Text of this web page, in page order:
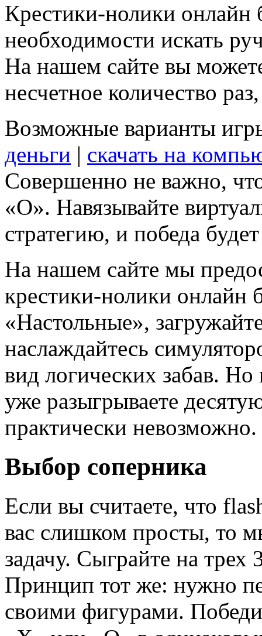
Крестики-нолики онлайн
необходимости искать
На нашем сайте вы
несчетное количество
Возможные варианты
деньги | скачать на
Совершенно не важно,
«О». Навязывайте
стратегию, и победа
На нашем сайте мы
крестики-нолики онлайн
«Настольные»,
наслаждайтесь
вид логических забав. Но
уже разыгрываете
практически невозможно.
Выбор соперника
Если вы считаете, что
вас слишком просты, то
задачу. Сыграйте на
Принцип тот же: нужно
своими фигурами.